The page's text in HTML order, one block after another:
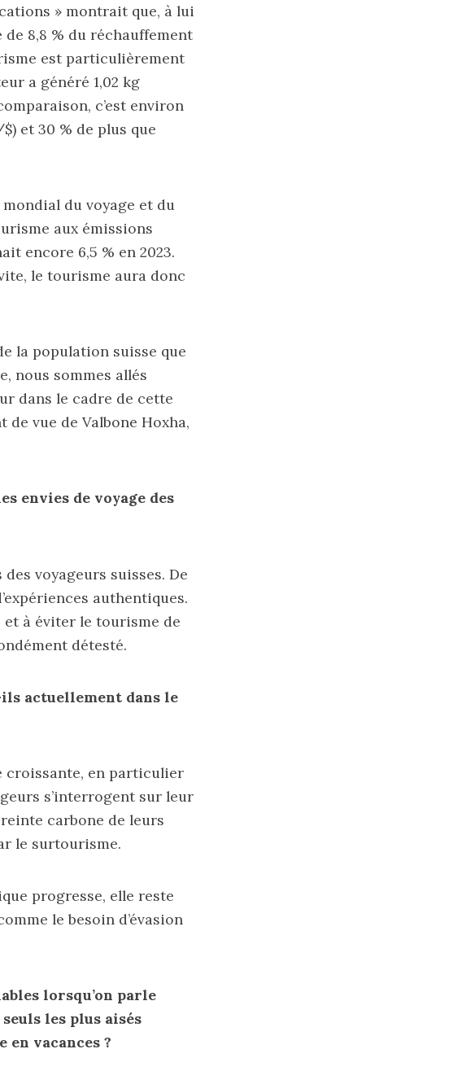
» montrait que, à lui
8,8 % du réchauffement
est particulièrement
a généré 1,02 kg
c’est environ
et 30 % de plus que
du voyage et du
aux émissions
encore 6,5 % en 2023.
le tourisme aura donc
la population suisse que
nous sommes allés
dans le cadre de cette
vue de Valbone Hoxha,
envies de voyage des
voyageurs suisses. De
authentiques.
et à éviter le tourisme de
détesté.
actuellement dans le
croissante, en particulier
s’interrogent sur leur
carbone de leurs
le surtourisme.
progresse, elle reste
le besoin d’évasion
lorsqu’on parle
les plus aisés
vacances ?